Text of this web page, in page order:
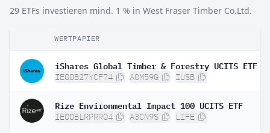
29 ETFs investieren mind. 1 % in West Fraser Timber Co.Ltd.
WERTPAPIER
IE00B27YCF74 A0M59G IUSB
Rize Environmental Impact 100 UCITS ETF
IE00BLRPRR04 A3CN9S LIFE